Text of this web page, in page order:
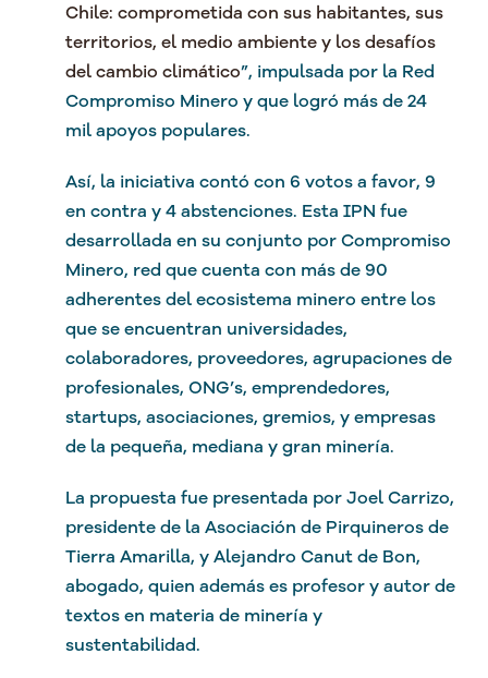
Chile: comprometida con sus habitantes, sus
territorios, el medio ambiente y los desafíos
del cambio climático”, impulsada por la Red
Compromiso Minero y que logró más de 24
mil apoyos populares.
Así, la iniciativa contó con 6 votos a favor, 9
en contra y 4 abstenciones. Esta IPN fue
desarrollada en su conjunto por Compromiso
Minero, red que cuenta con más de 90
adherentes del ecosistema minero entre los
que se encuentran universidades,
colaboradores, proveedores, agrupaciones de
profesionales, ONG’s, emprendedores,
startups, asociaciones, gremios, y empresas
de la pequeña, mediana y gran minería.
La propuesta fue presentada por Joel Carrizo,
presidente de la Asociación de Pirquineros de
Tierra Amarilla, y Alejandro Canut de Bon,
abogado, quien además es profesor y autor de
textos en materia de minería y
sustentabilidad.